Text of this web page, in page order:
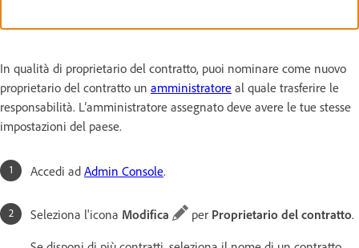
In qualità di proprietario del contratto, puoi nominare come nuovo
proprietario del contratto un amministratore al quale trasferire le
responsabilità. L’amministratore assegnato deve avere le tue stesse
impostazioni del paese.
Accedi ad Admin Console.
Seleziona l'icona Modifica per Proprietario del contratto.